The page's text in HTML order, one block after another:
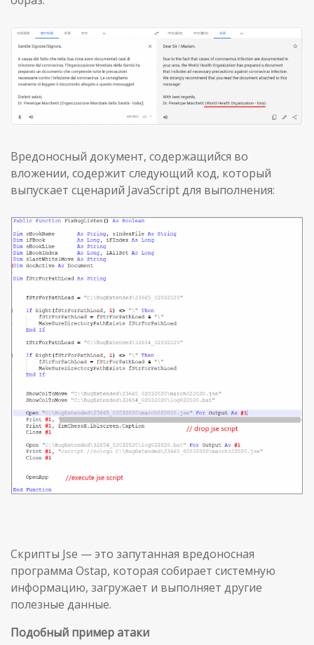
Вредоносный документ, содержащийся во
вложении, содержит следующий код, который
выпускает сценарий JavaScript для выполнения:
Cкрипты Jse — это запутанная вредоносная
программа Ostap, которая собирает системную
информацию, загружает и выполняет другие
полезные данные.
Подобный пример атаки